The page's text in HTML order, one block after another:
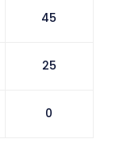
45
25
0